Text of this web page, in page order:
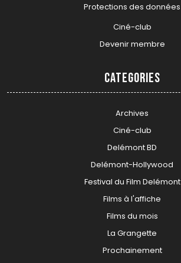
Protections des données
Ciné-club
Devenir membre
Categories
Archives
Ciné-club
Delémont BD
Delémont-Hollywood
Festival du Film Delémont
Films à l'affiche
Films du mois
La Grangette
Prochainement